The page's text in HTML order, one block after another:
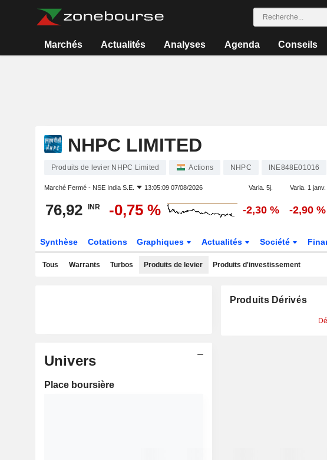
Marchés Actualités Analyses Agenda Conseils
NHPC LIMITED
Produits de levier NHPC Limited Actions NHPC INE848E01016
Marché Fermé - NSE India S.E. 13:05:09 07/08/2026 Varia. 5j. Varia. 1 janv.
76,92 INR -0,75 % -2,30 % -2,90 %
Synthèse Cotations Graphiques Actualités Société
Tous Warrants Turbos Produits de levier Produits d'investissement
Univers
Place boursière
Produits Dérivés